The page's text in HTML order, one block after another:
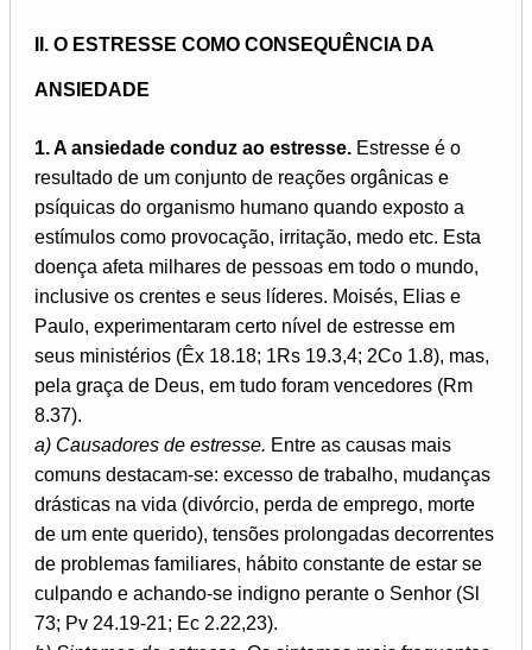
II. O ESTRESSE COMO CONSEQUÊNCIA DA
ANSIEDADE
1. A ansiedade conduz ao estresse. Estresse é o
resultado de um conjunto de reações orgânicas e
psíquicas do organismo humano quando exposto a
estímulos como provocação, irritação, medo etc. Esta
doença afeta milhares de pessoas em todo o mundo,
inclusive os crentes e seus líderes. Moisés, Elias e
Paulo, experimentaram certo nível de estresse em
seus ministérios (Êx 18.18; 1Rs 19.3,4; 2Co 1.8), mas,
pela graça de Deus, em tudo foram vencedores (Rm
8.37).
a) Causadores de estresse. Entre as causas mais
comuns destacam-se: excesso de trabalho, mudanças
drásticas na vida (divórcio, perda de emprego, morte
de um ente querido), tensões prolongadas decorrentes
de problemas familiares, hábito constante de estar se
culpando e achando-se indigno perante o Senhor (Sl
73; Pv 24.19-21; Ec 2.22,23).